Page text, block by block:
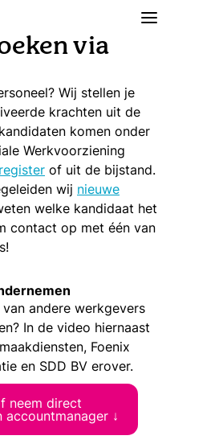
via
Wij stellen je
krachten uit de
komen onder
Werkvoorziening
of uit de bijstand.
wij nieuwe
welke kandidaat het
contact op met één van
andere werkgevers
In de video hiernaast
Foenix
en SDD BV erover.
neem direct
↓